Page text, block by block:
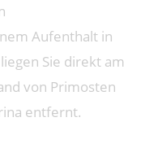
Aufenthalt in
Sie direkt am
von Primosten
entfernt.